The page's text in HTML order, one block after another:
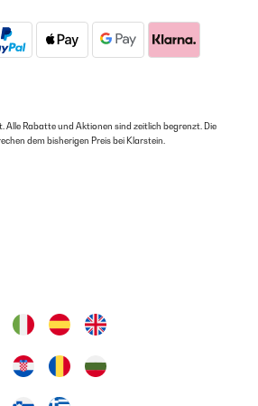
Alle Rabatte und Aktionen sind zeitlich begrenzt. Die
dem bisherigen Preis bei Klarstein.